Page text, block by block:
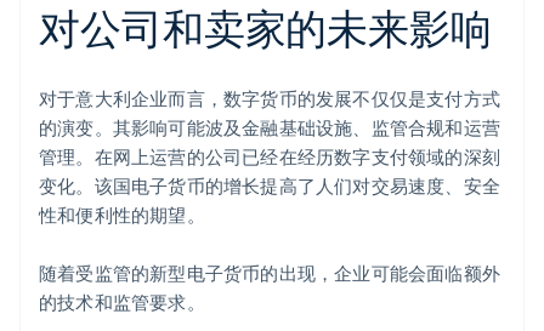
对公司和卖家的未来影响
对于意大利企业而言，数字货币的发展不仅仅是支付方式
的演变。其影响可能波及金融基础设施、监管合规和运营
管理。在网上运营的公司已经在经历数字支付领域的深刻
变化。该国电子货币的增长提高了人们对交易速度、安全
性和便利性的期望。
随着受监管的新型电子货币的出现，企业可能会面临额外
的技术和监管要求。